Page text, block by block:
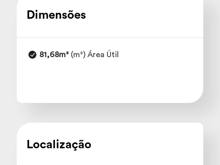
Dimensões
81,68m²(m²) Área Útil
Localização